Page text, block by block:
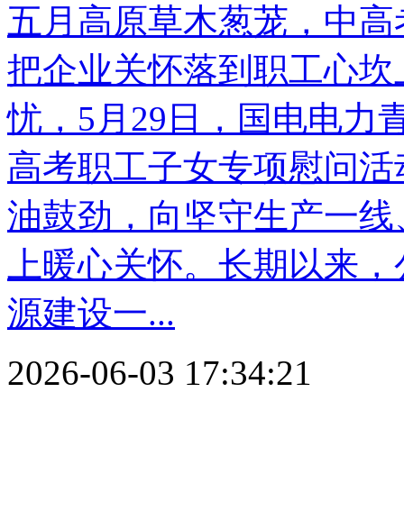
五月高原草木葱茏，中
把企业关怀落到职工心
忧，5月29日，国电电力
高考职工子女专项慰问
油鼓劲，向坚守生产一
上暖心关怀。长期以来
源建设一...
2026-06-03 17:34:21